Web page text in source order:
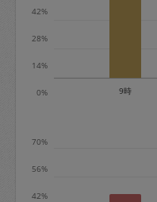
※キャンセル
定期依頼1回
0%
14%
28%
42%
9時
42%
56%
70%